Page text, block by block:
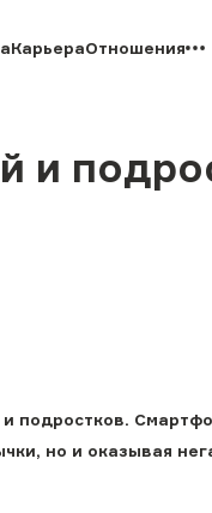
КарьераОтношения
и
подростков.
но и оказывая